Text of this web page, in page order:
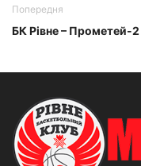
Попередня
БК Рівне – Прометей-2